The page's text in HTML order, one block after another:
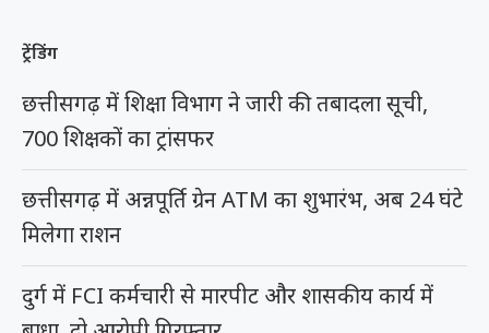
ट्रेंडिंग
छत्तीसगढ़ में शिक्षा विभाग ने जारी की तबादला सूची,
700 शिक्षकों का ट्रांसफर
छत्तीसगढ़ में अन्नपूर्ति ग्रेन ATM का शुभारंभ, अब 24 घंटे
मिलेगा राशन
दुर्ग में FCI कर्मचारी से मारपीट और शासकीय कार्य में